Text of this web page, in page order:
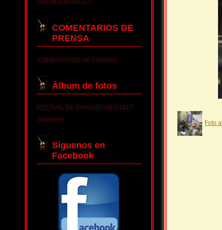
LOS INTERPRETES
COMENTARIOS DE
PRENSA
COMENTARIOS DE PRENSA
Álbum de fotos
FESTIVAL DE CHANTEUGES 2017
Souvenirs
Síguenos en
Facebook
Foto